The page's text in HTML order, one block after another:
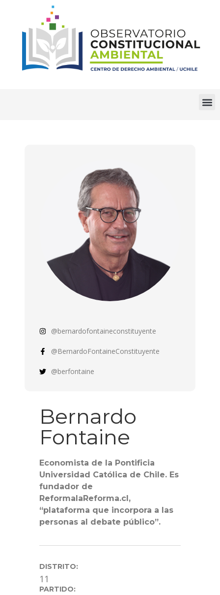
@bernardofontaineconstituyente
@BernardoFontaineConstituyente
@berfontaine
Bernardo
Fontaine
Economista de la Pontificia
Universidad Católica de Chile. Es
fundador de
ReformalaReforma.cl,
“plataforma que incorpora a las
personas al debate público”.
DISTRITO:
11
PARTIDO: